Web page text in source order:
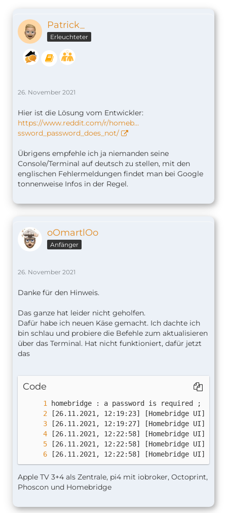
Patrick_
Erleuchteter
26. November 2021
Hier ist die Lösung vom Entwickler:
https://www.reddit.com/r/homeb…
ssword_password_does_not/
Übrigens empfehle ich ja niemanden seine
Console/Terminal auf deutsch zu stellen, mit den
englischen Fehlermeldungen findet man bei Google
tonnenweise Infos in der Regel.
oOmartlOo
Anfänger
26. November 2021
Danke für den Hinweis.
Das ganze hat leider nicht geholfen.
Dafür habe ich neuen Käse gemacht. Ich dachte ich
bin schlau und probiere die Befehle zum aktualisieren
über das Terminal. Hat nicht funktioniert, dafür jetzt
das
Code
[26.11.2021, 12:22:58] [Homebridge UI] /
Apple TV 3+4 als Zentrale, pi4 mit iobroker, Octoprint,
Phoscon und Homebridge